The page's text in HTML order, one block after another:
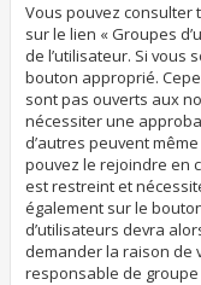
Vous pouvez consulter
sur le lien « Groupes
de l’utilisateur. Si vous
bouton approprié.
sont pas ouverts aux
nécessiter une
d’autres peuvent
pouvez le rejoindre en
est restreint et
également sur le
d’utilisateurs devra
demander la raison de
responsable de groupe